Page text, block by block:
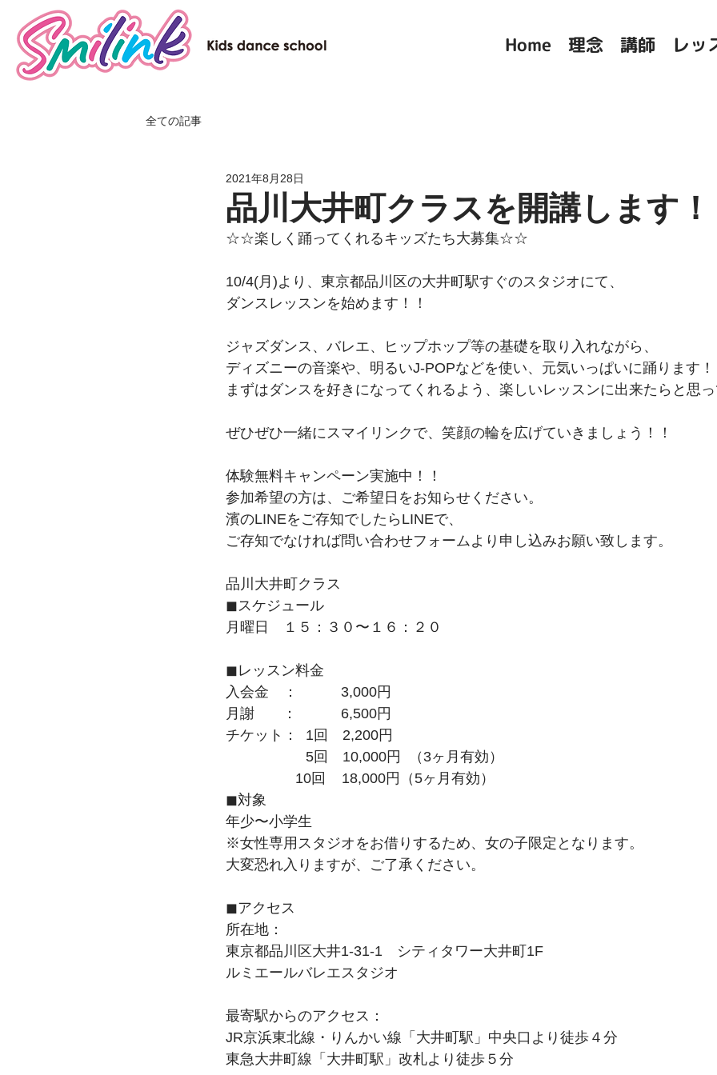
Home 理念 講師 レッ
全ての記事
品川大井町クラスを開講します！
2021年8月28日
☆☆楽しく踊ってくれるキッズたち大募集☆☆
10/4(月)より、東京都品川区の大井町駅すぐのスタジオにて、
ダンスレッスンを始めます！！
​ジャズダンス、バレエ、ヒップホップ等の基礎を取り入れながら、
ディズニーの音楽や、明るいJ-POPなどを使い、元気いっぱいに踊ります！
まずはダンスを好きになってくれるよう、楽しいレッスンに出来たらと思
ぜひぜひ一緒にスマイリンクで、笑顔の輪を広げていきましょう！！
体験無料キャンペーン実施中！！
参加希望の方は、ご希望日をお知らせください。
濱のLINEをご存知でしたらLINEで、
ご存知でなければ問い合わせフォームより申し込みお願い致します。
品川大井町クラス
◼︎スケジュール
月曜日　１５：３０〜１６：２０
◼︎レッスン料金
入会金　：　　　3,000円
月謝       ：           6,500円
チケット：  1回　2,200円
5回　10,000円  （3ヶ月有効）
10回    18,000円（5ヶ月有効）
◼︎対象
年少〜小学生
※女性専用スタジオをお借りするため、女の子限定となります。
大変恐れ入りますが、ご了承ください。
◼︎アクセス
所在地：
東京都品川区大井1-31-1　シティタワー大井町1F
ルミエールバレエスタジオ
​最寄駅からのアクセス：
JR京浜東北線・りんかい線「大井町駅」中央口より徒歩４分
東急大井町線「大井町駅」改札より徒歩５分​